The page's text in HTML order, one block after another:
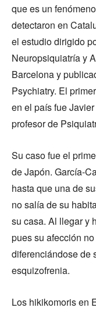
que es un
detectaron en
el estudio dirigido
Neuropsiquiatría y
Barcelona y
Psychiatry. El
en el país fue
profesor de
Su caso fue el
de Japón. García-
hasta que una de
no salía de su
su casa. Al llegar y
pues su afección
diferenciándose de
esquizofrenia.
Los hikikomoris en